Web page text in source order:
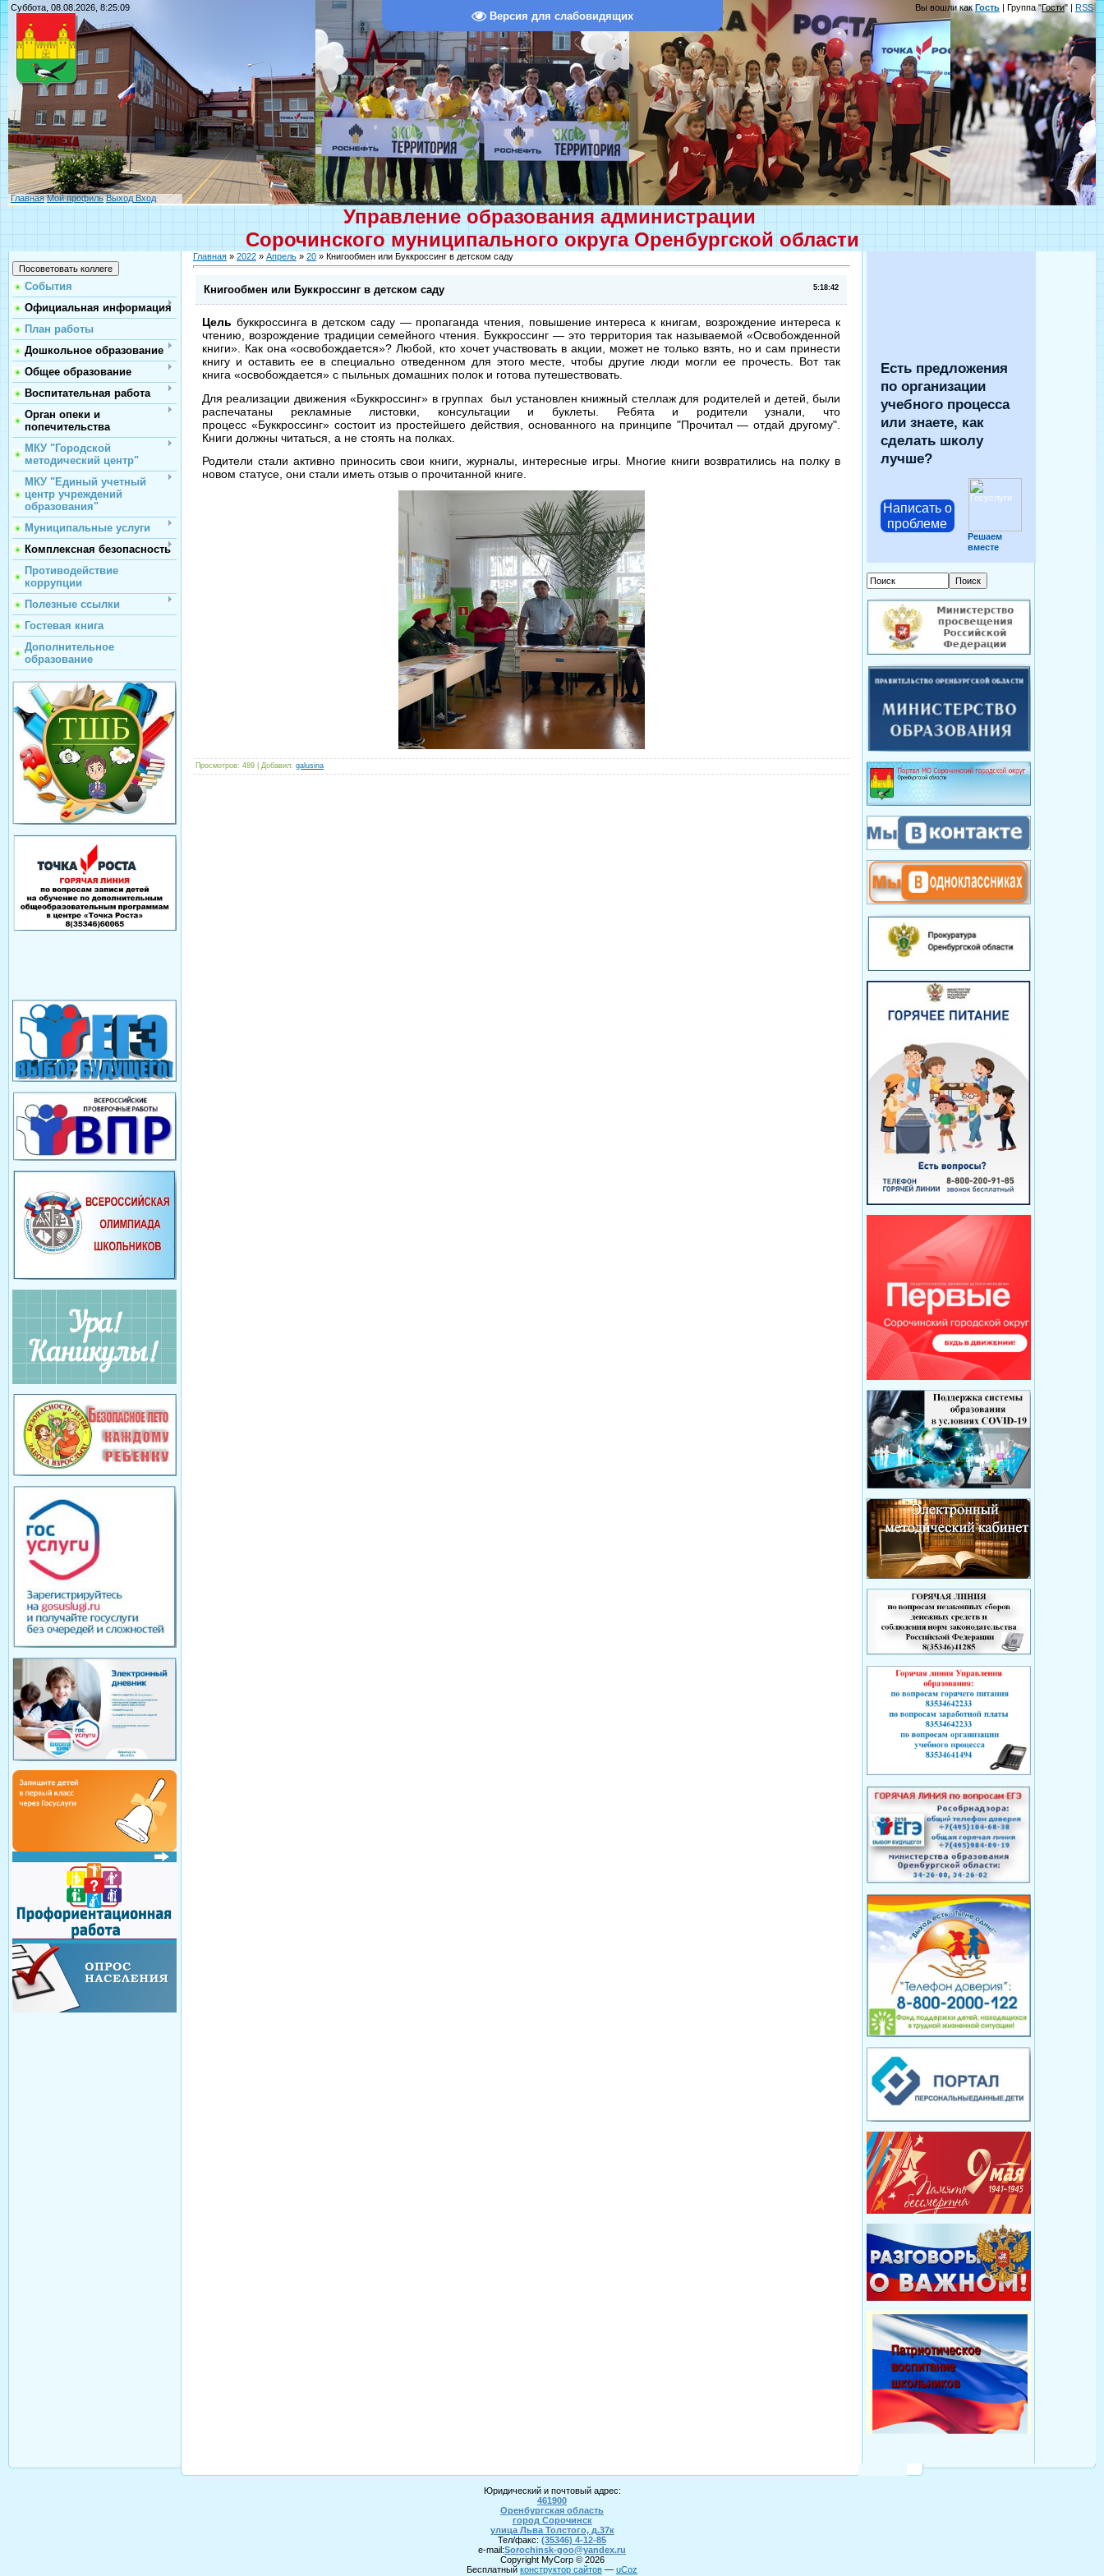
Версия для слабовидящих
Суббота, 08.08.2026, 8:25:09 Вы вошли какГость | Группа "Гости" | RSS
Главная Мой профиль Выход Вход
Управление образования администрации
Сорочинского муниципального округа Оренбургской области
События
Официальная информация
План работы
Дошкольное образование
Общее образование
Воспитательная работа
Орган опеки и
попечительства
МКУ "Городской
методический центр"
МКУ "Единый учетный
центр учреждений
образования"
Муниципальные услуги
Комплексная безопасность
Противодействие
коррупции
Полезные ссылки
Гостевая книга
Дополнительное
образование
Главная » 2022 » Апрель » 20 » Книгообмен или Буккроссинг в детском саду
5:18:42
Книгообмен или Буккроссинг в детском саду
Цель буккроссинга в детском саду — пропаганда чтения, повышение интереса к книгам, возрождение интереса к
чтению, возрождение традиции семейного чтения. Буккроссинг — это территория так называемой «Освобожденной
книги». Как она «освобождается»? Любой, кто хочет участвовать в акции, может не только взять, но и сам принести
книгу и оставить ее в специально отведенном для этого месте, чтобы другие люди могли ее прочесть. Вот так
книга «освобождается» с пыльных домашних полок и готова путешествовать.
Для реализации движения «Буккроссинг» в группах был установлен книжный стеллаж для родителей и детей, были
распечатаны рекламные листовки, консультации и буклеты. Ребята и родители узнали, что
процесс «Буккроссинг» состоит из простейшего действия, основанного на принципе "Прочитал — отдай другому".
Книги должны читаться, а не стоять на полках.
Родители стали активно приносить свои книги, журналы, интересные игры. Многие книги возвратились на полку в
новом статусе, они стали иметь отзыв о прочитанной книге.
Просмотров: 489 | Добавил: galusina
Есть предложения
по организации
учебного процесса
или знаете, как
сделать школу
лучше?
Написать о
проблеме
Решаем
вместе
Юридический и почтовый адрес:
461900
Оренбургская область
город Сорочинск
улица Льва Толстого, д.37к
Тел/факс: (35346) 4-12-85
e-mail:Sorochinsk-goo@yandex.ru
Copyright MyCorp © 2026
Бесплатный конструктор сайтов — uCoz